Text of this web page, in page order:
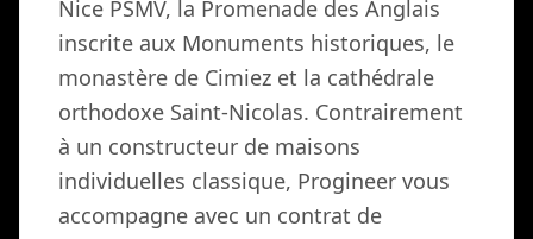
Nice PSMV, la Promenade des Anglais
inscrite aux Monuments historiques, le
monastère de Cimiez et la cathédrale
orthodoxe Saint-Nicolas. Contrairement
à un constructeur de maisons
individuelles classique, Progineer vous
accompagne avec un contrat de